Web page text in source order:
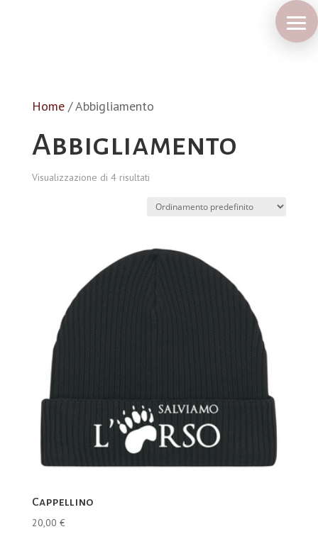
Home/ Abbigliamento
Abbigliamento
Visualizzazione di 4 risultati
Cappellino
20,00 €